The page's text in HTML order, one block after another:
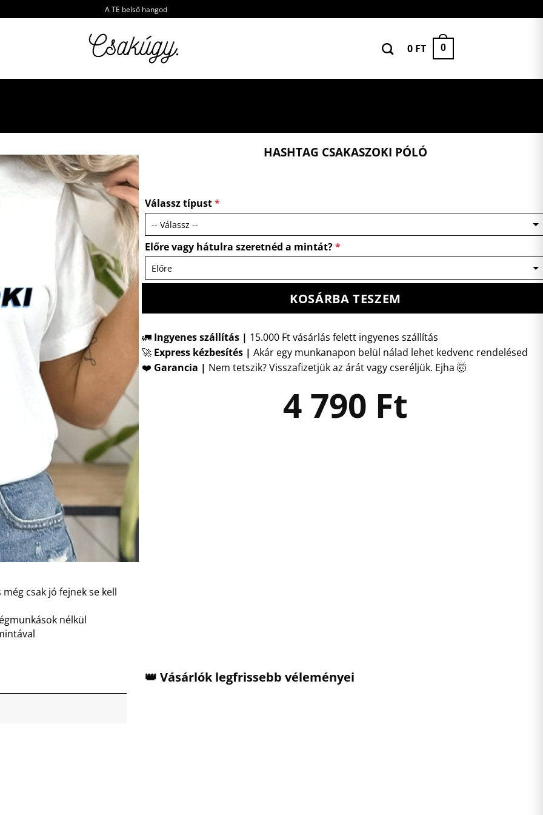
A TE belső hangod
0 FT 0
csak jó fejnek se kell
nélkül
HASHTAG CSAKASZOKI PÓLÓ
Válassz típust*
Előre vagy hátulra szeretnéd a mintát?*
KOSÁRBA TESZEM
🚛 Ingyenes szállítás | 15.000 Ft vásárlás felett ingyenes szállítás
🚀 Express kézbesítés | Akár egy munkanapon belül nálad lehet kedvenc rendelésed
❤️ Garancia | Nem tetszik? Visszafizetjük az árát vagy cseréljük. Ejha 🤯
4 790 Ft
👑 Vásárlók legfrissebb véleményei